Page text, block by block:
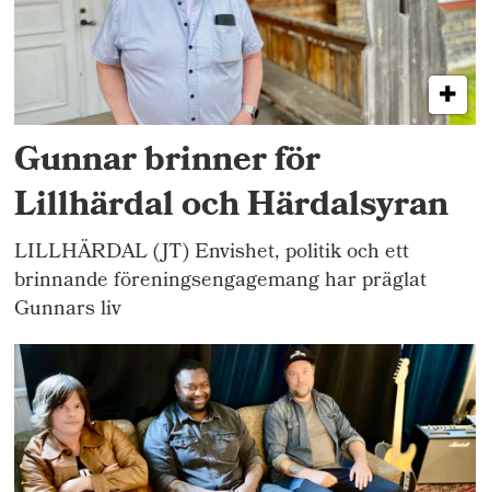
Gunnar brinner för
Lillhärdal och Härdalsyran
LILLHÄRDAL (JT) Envishet, politik och ett
brinnande föreningsengagemang har präglat
Gunnars liv